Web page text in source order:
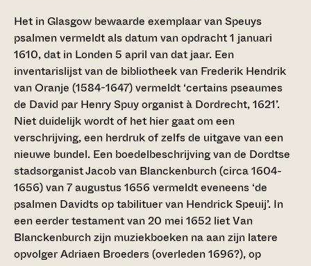
Het in Glasgow bewaarde exemplaar van Speuys
psalmen vermeldt als datum van opdracht 1 januari
1610, dat in Londen 5 april van dat jaar. Een
inventarislijst van de bibliotheek van Frederik Hendrik
van Oranje (1584-1647) vermeldt ‘certains pseaumes
de David par Henry Spuy organist à Dordrecht, 1621’.
Niet duidelijk wordt of het hier gaat om een
verschrijving, een herdruk of zelfs de uitgave van een
nieuwe bundel. Een boedelbeschrijving van de Dordtse
stadsorganist Jacob van Blanckenburch (circa 1604-
1656) van 7 augustus 1656 vermeldt eveneens ‘de
psalmen Davidts op tabilituer van Hendrick Speuij’. In
een eerder testament van 20 mei 1652 liet Van
Blanckenburch zijn muziekboeken na aan zijn latere
opvolger Adriaen Broeders (overleden 1696?), op